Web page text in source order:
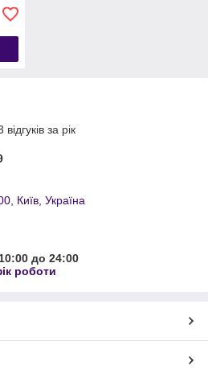
за рік
Київ, Україна
до 24:00
роботи